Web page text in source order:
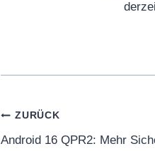
Beitragsnavigation
ZURÜCK
Android 16 QPR2: Mehr